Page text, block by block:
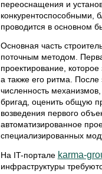
переоснащения и
конкурентоспособными,
проводится в основном
Основная часть
поточным методом.
проектирование,
а также его ритма. После
численность
бригад, оценить общую
возведения первого
автоматизированное
специализированных
На IT-портале karma-
инфраструктуры